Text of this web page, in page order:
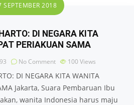
SEPTEMBER 2018
DI NEGARA KITA
PERIAKUAN SAMA
No Comment 100 Views
DI NEGARA KITA WANITA
Jakarta, Suara Pembaruan Ibu
wanita Indonesia harus maju